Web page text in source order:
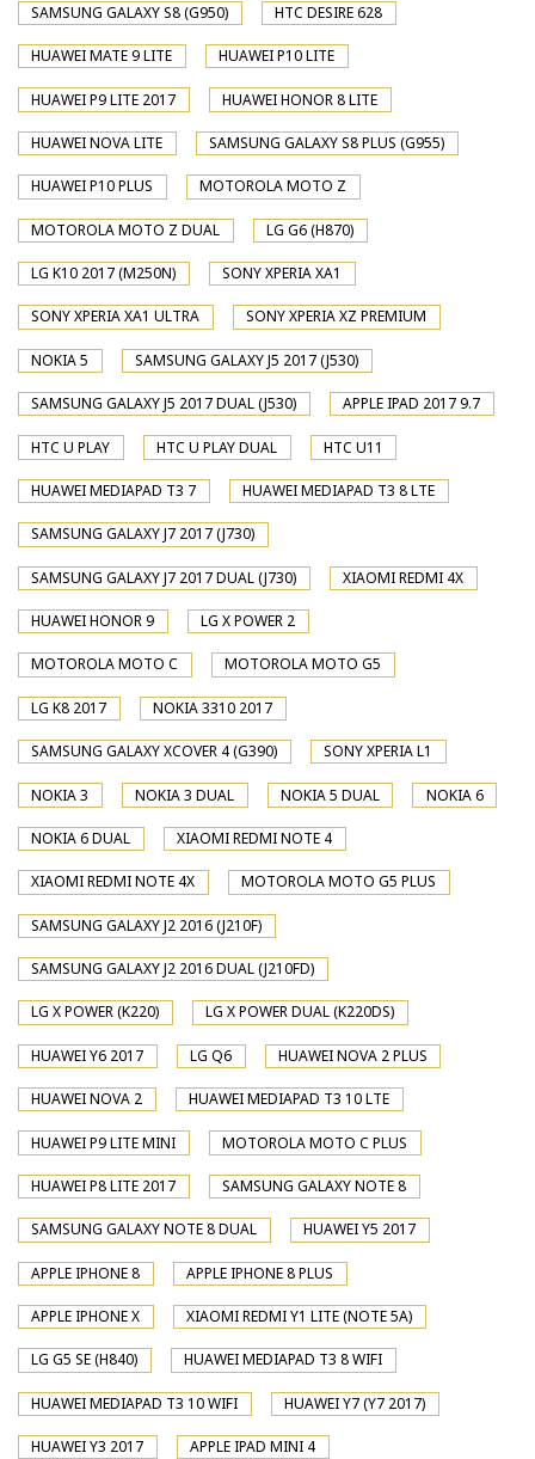
SAMSUNG GALAXY S8 (G950) HTC DESIRE 628
HUAWEI MATE 9 LITE HUAWEI P10 LITE
HUAWEI P9 LITE 2017 HUAWEI HONOR 8 LITE
HUAWEI NOVA LITE SAMSUNG GALAXY S8 PLUS (G955)
HUAWEI P10 PLUS MOTOROLA MOTO Z
MOTOROLA MOTO Z DUAL LG G6 (H870)
LG K10 2017 (M250N) SONY XPERIA XA1
SONY XPERIA XA1 ULTRA SONY XPERIA XZ PREMIUM
NOKIA 5 SAMSUNG GALAXY J5 2017 (J530)
SAMSUNG GALAXY J5 2017 DUAL (J530) APPLE IPAD 2017 9.7
HTC U PLAY HTC U PLAY DUAL HTC U11
HUAWEI MEDIAPAD T3 7 HUAWEI MEDIAPAD T3 8 LTE
SAMSUNG GALAXY J7 2017 (J730)
SAMSUNG GALAXY J7 2017 DUAL (J730) XIAOMI REDMI 4X
HUAWEI HONOR 9 LG X POWER 2
MOTOROLA MOTO C MOTOROLA MOTO G5
LG K8 2017 NOKIA 3310 2017
SAMSUNG GALAXY XCOVER 4 (G390) SONY XPERIA L1
NOKIA 3 NOKIA 3 DUAL NOKIA 5 DUAL NOKIA 6
NOKIA 6 DUAL XIAOMI REDMI NOTE 4
XIAOMI REDMI NOTE 4X MOTOROLA MOTO G5 PLUS
SAMSUNG GALAXY J2 2016 (J210F)
SAMSUNG GALAXY J2 2016 DUAL (J210FD)
LG X POWER (K220) LG X POWER DUAL (K220DS)
HUAWEI Y6 2017 LG Q6 HUAWEI NOVA 2 PLUS
HUAWEI NOVA 2 HUAWEI MEDIAPAD T3 10 LTE
HUAWEI P9 LITE MINI MOTOROLA MOTO C PLUS
HUAWEI P8 LITE 2017 SAMSUNG GALAXY NOTE 8
SAMSUNG GALAXY NOTE 8 DUAL HUAWEI Y5 2017
APPLE IPHONE 8 APPLE IPHONE 8 PLUS
APPLE IPHONE X XIAOMI REDMI Y1 LITE (NOTE 5A)
LG G5 SE (H840) HUAWEI MEDIAPAD T3 8 WIFI
HUAWEI MEDIAPAD T3 10 WIFI HUAWEI Y7 (Y7 2017)
HUAWEI Y3 2017 APPLE IPAD MINI 4